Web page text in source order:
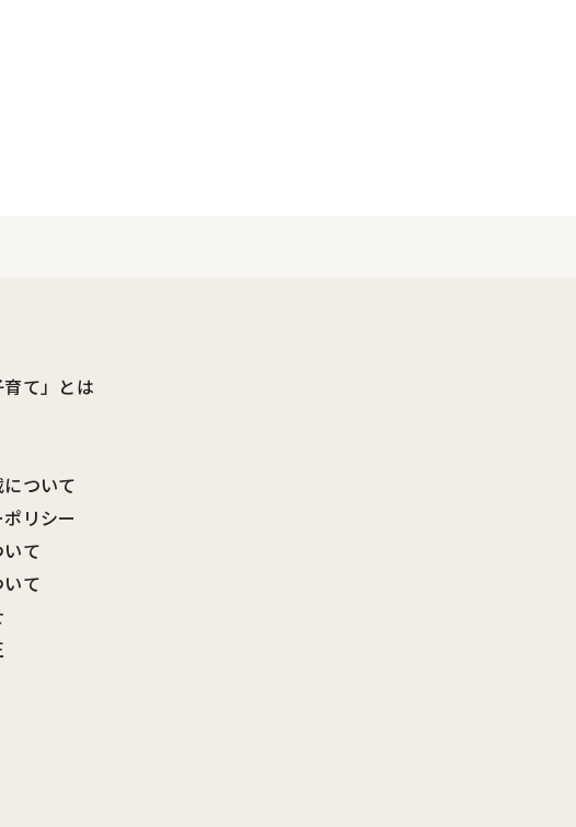
育て」とは
ついて
リシー
て
て